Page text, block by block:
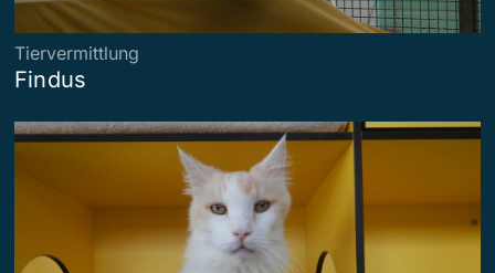
Tiervermittlung
Findus